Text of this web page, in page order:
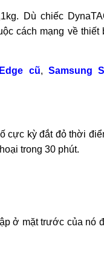
Dù chiếc
cách mạng về thiết
cũ, Samsung
cực kỳ đắt đỏ thời
trong 30 phút.
ở mặt trước của nó